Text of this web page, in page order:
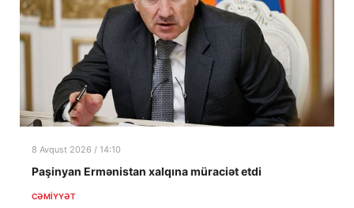
8 Avqust 2026 / 14:10
Paşinyan Ermənistan xalqına müraciət etdi
CƏMIYYƏT